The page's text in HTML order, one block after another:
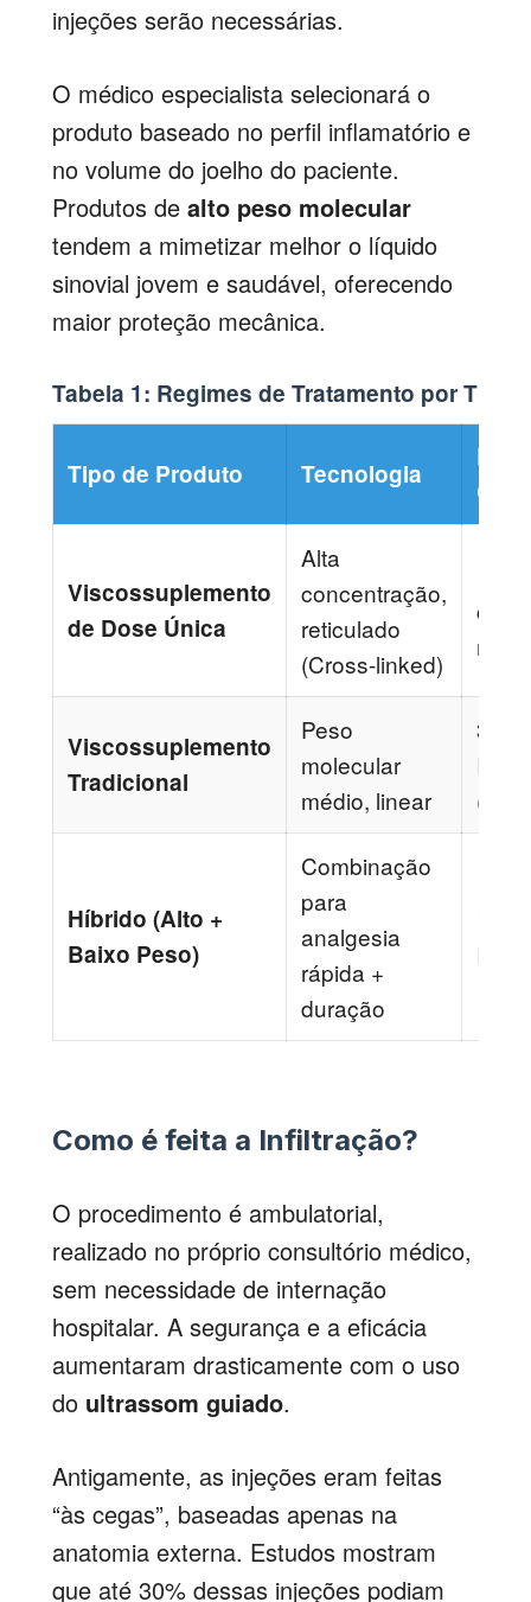
injeções serão necessárias.
O médico especialista selecionará o
produto baseado no perfil inflamatório e
no volume do joelho do paciente.
Produtos de alto peso molecular
tendem a mimetizar melhor o líquido
sinovial jovem e saudável, oferecendo
maior proteção mecânica.
Tabela 1: Regimes de Tratamento por Tipo
Tipo de Produto Tecnologia
Viscossuplemento
de Dose Única
Alta
concentração,
reticulado
(Cross-linked)
Viscossuplemento
Tradicional
Peso
molecular
médio, linear
3 a 5
Híbrido (Alto +
Baixo Peso)
Combinação
para
analgesia
rápida +
duração
Como é feita a Infiltração?
O procedimento é ambulatorial,
realizado no próprio consultório médico,
sem necessidade de internação
hospitalar. A segurança e a eficácia
aumentaram drasticamente com o uso
do ultrassom guiado.
Antigamente, as injeções eram feitas
“às cegas”, baseadas apenas na
anatomia externa. Estudos mostram
que até 30% dessas injeções podiam